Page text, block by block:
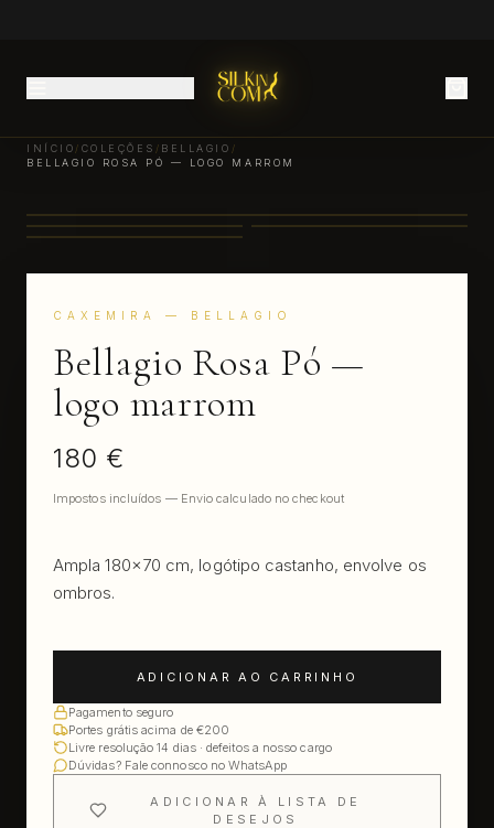
INÍCIO / COLEÇÕES / BELLAGIO /
BELLAGIO ROSA PÓ — LOGO MARROM
CAXEMIRA — BELLAGIO
Bellagio Rosa Pó —
logo marrom
180 €
Impostos incluídos — Envio calculado no checkout
Ampla 180×70 cm, logótipo castanho, envolve os
ombros.
ADICIONAR AO CARRINHO
Pagamento seguro
Portes grátis acima de €200
Livre resolução 14 dias · defeitos a nosso cargo
Dúvidas? Fale connosco no WhatsApp
ADICIONAR À LISTA DE
DESEJOS